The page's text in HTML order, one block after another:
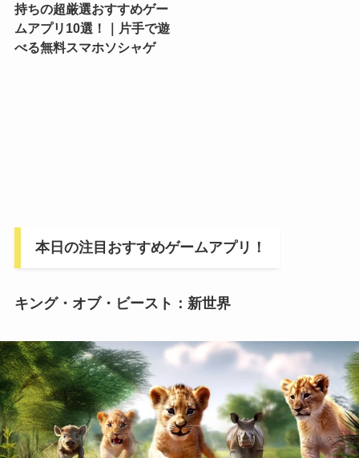
持ちの超厳選おすすめゲー
ムアプリ10選！｜片手で遊
べる無料スマホソシャゲ
本日の注目おすすめゲームアプリ！
キング・オブ・ビースト：新世界